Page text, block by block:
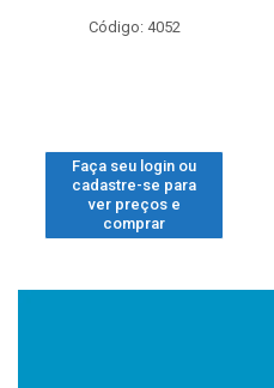
Código: 4052
Faça seu login ou
cadastre-se para
ver preços e
comprar